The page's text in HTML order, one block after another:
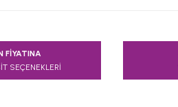
kullanarak tarafımıza iletebilirsiniz.
FİYATINA
SEÇENEKLERİ